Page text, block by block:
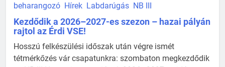
beharangozó Hírek Labdarúgás NB III
Kezdődik a 2026–2027-es szezon – hazai pályán
rajtol az Érdi VSE!
Hosszú felkészülési időszak után végre ismét
tétmérkőzés vár csapatunkra: szombaton megkezdődik